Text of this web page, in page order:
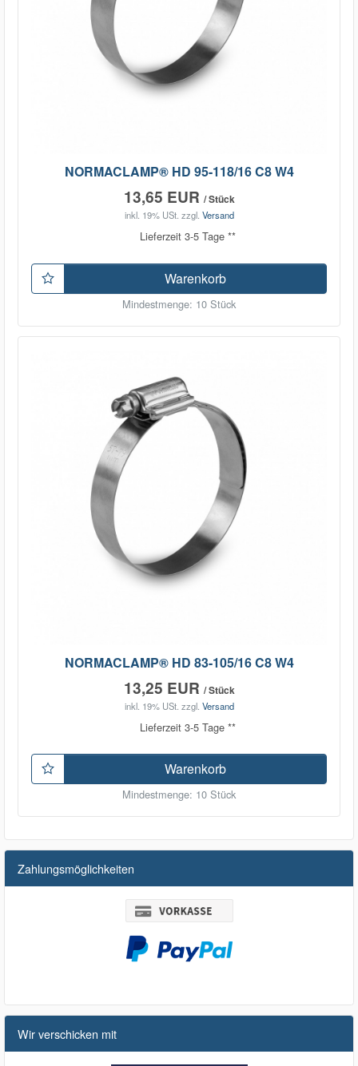
NORMACLAMP® HD 95-118/16 C8 W4
13,65 EUR / Stück
inkl. 19% USt. zzgl. Versand
Lieferzeit 3-5 Tage **
Warenkorb
Mindestmenge: 10 Stück
NORMACLAMP® HD 83-105/16 C8 W4
13,25 EUR / Stück
inkl. 19% USt. zzgl. Versand
Lieferzeit 3-5 Tage **
Warenkorb
Mindestmenge: 10 Stück
Zahlungsmöglichkeiten
Wir verschicken mit